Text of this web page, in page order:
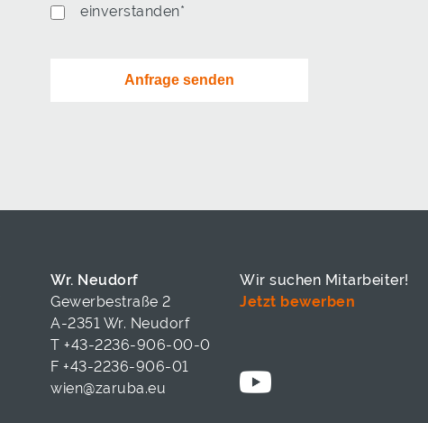
Datenschutz*
einverstanden*
Wr. Neudorf
Gewerbestraße 2
A-2351 Wr. Neudorf
T +43-2236-906-00-0
F +43-2236-906-01
wien@zaruba.eu
Wir suchen Mitarbeiter!
Jetzt bewerben